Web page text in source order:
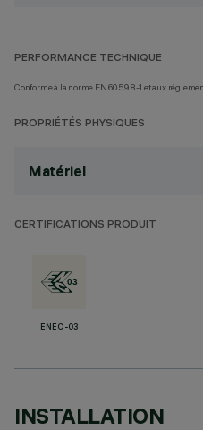
PERFORMANCE TECHNIQUE
Conforme à la norme EN60598-1 et aux
PROPRIÉTÉS PHYSIQUES
Matériel
CERTIFICATIONS PRODUIT
ENEC-03
INSTALLATION